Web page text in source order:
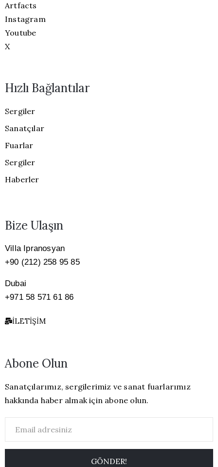
Artfacts
Instagram
Youtube
X
Hızlı Bağlantılar
Sergiler
Sanatçılar
Fuarlar
Sergiler
Haberler
Bize Ulaşın
Villa Ipranosyan
+90 (212) 258 95 85
Dubai
+971 58 571 61 86
İLETIŞIM
Abone Olun
Sanatçılarımız, sergilerimiz ve sanat fuarlarımız
hakkında haber almak için abone olun.